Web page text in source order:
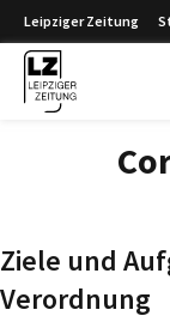
Leipziger Zeitung
Ziele und
Verordnung